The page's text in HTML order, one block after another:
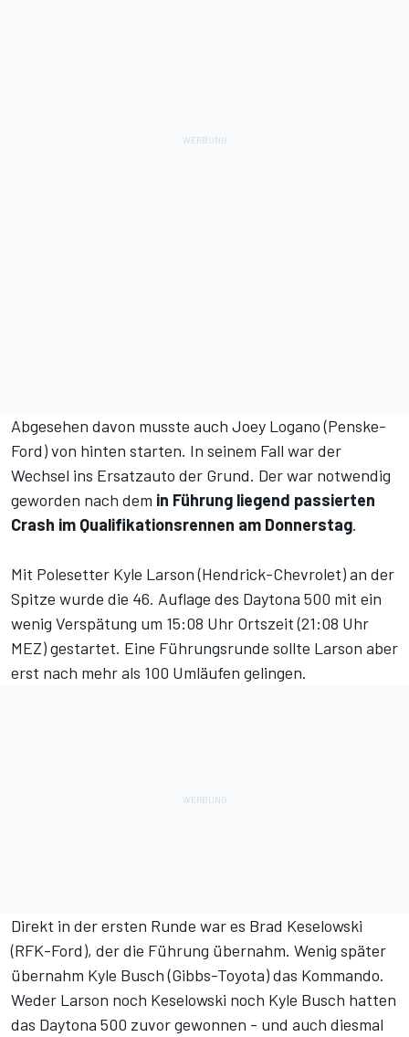
Abgesehen davon musste auch Joey Logano (Penske-
Ford) von hinten starten. In seinem Fall war der
Wechsel ins Ersatzauto der Grund. Der war notwendig
geworden nach dem in Führung liegend passierten
Crash im Qualifikationsrennen am Donnerstag.
Mit Polesetter Kyle Larson (Hendrick-Chevrolet) an der
Spitze wurde die 46. Auflage des Daytona 500 mit ein
wenig Verspätung um 15:08 Uhr Ortszeit (21:08 Uhr
MEZ) gestartet. Eine Führungsrunde sollte Larson aber
erst nach mehr als 100 Umläufen gelingen.
Direkt in der ersten Runde war es Brad Keselowski
(RFK-Ford), der die Führung übernahm. Wenig später
übernahm Kyle Busch (Gibbs-Toyota) das Kommando.
Weder Larson noch Keselowski noch Kyle Busch hatten
das Daytona 500 zuvor gewonnen - und auch diesmal